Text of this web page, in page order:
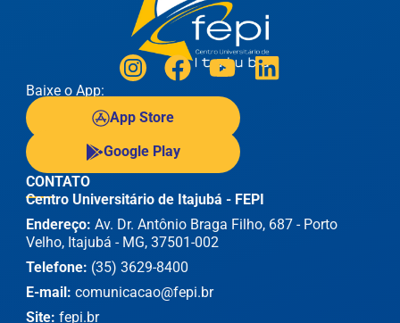
Baixe o App:
App Store
Google Play
CONTATO
Centro Universitário de Itajubá - FEPI
Endereço: Av. Dr. Antônio Braga Filho, 687 - Porto
Velho, Itajubá - MG, 37501-002
Telefone: (35) 3629-8400
E-mail: comunicacao@fepi.br
Site: fepi.br